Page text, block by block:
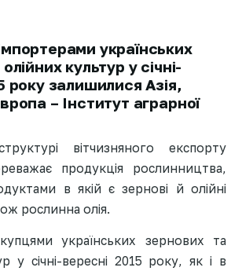
українських
культур у січні-
року залишилися Азія,
– Інститут аграрної
вітчизняного експорту
продукція рослинництва,
в якій є зернові й олійні
рослинна олія.
українських зернових та
у січні-вересні 2015 року, як і в